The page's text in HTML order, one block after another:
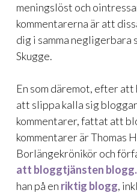
meningslöst och
kommentarerna är att
dig i samma negligerbara
Skugge.
En som däremot, efter
att slippa kalla sig
kommentarer, fattat att
kommentarer är Thomas
Borlängekrönikör och
att bloggtjänsten
han på en riktig blogg,